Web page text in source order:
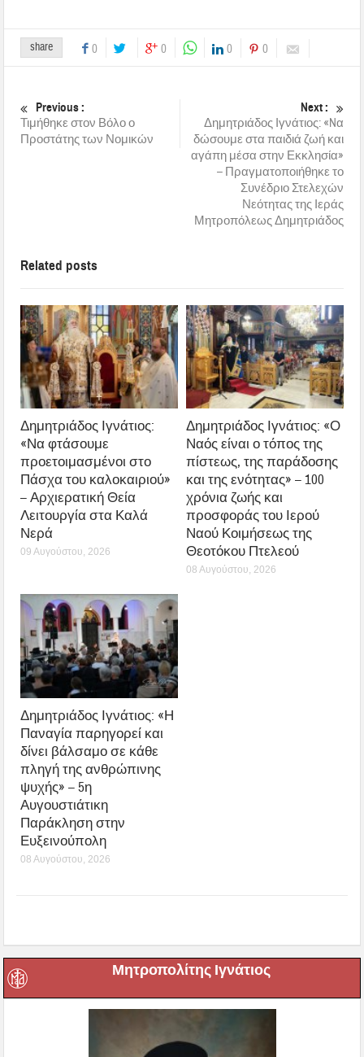
share 0 0 0 0
Previous :
Τιμήθηκε στον Βόλο ο
Προστάτης των Νομικών
Next :
Δημητριάδος Ιγνάτιος: «Nα
δώσουμε στα παιδιά ζωή και
αγάπη μέσα στην Εκκλησία»
– Πραγματοποιήθηκε το
Συνέδριο Στελεχών
Νεότητας της Ιεράς
Μητροπόλεως Δημητριάδος
Related posts
Δημητριάδος Ιγνάτιος:
«Να φτάσουμε
προετοιμασμένοι στο
Πάσχα του καλοκαιριού»
– Αρχιερατική Θεία
Λειτουργία στα Καλά
Νερά
09 Αυγούστου, 2026
Δημητριάδος Ιγνάτιος: «Ο
Ναός είναι ο τόπος της
πίστεως, της παράδοσης
και της ενότητας» – 100
χρόνια ζωής και
προσφοράς του Ιερού
Ναού Κοιμήσεως της
Θεοτόκου Πτελεού
08 Αυγούστου, 2026
Δημητριάδος Ιγνάτιος: «Η
Παναγία παρηγορεί και
δίνει βάλσαμο σε κάθε
πληγή της ανθρώπινης
ψυχής» – 5η
Αυγουστιάτικη
Παράκληση στην
Ευξεινούπολη
08 Αυγούστου, 2026
Μητροπολίτης Ιγνάτιος